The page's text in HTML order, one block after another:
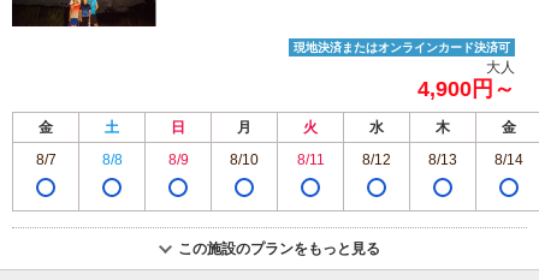
現地決済またはオンラインカード決済可
大人
4,900円～
金 土 日 月 火 水 木
金
8/7
8/8 8/9 8/10 8/11 8/12 8/13 8/14
この施設のプランをもっと見る